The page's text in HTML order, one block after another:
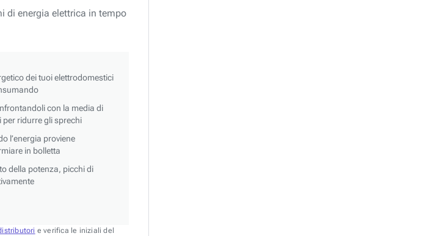
di energia elettrica in tempo
dei tuoi elettrodomestici
con la media di
ridurre gli sprechi
l’energia proviene
in bolletta
della potenza, picchi di
e verifica le iniziali del